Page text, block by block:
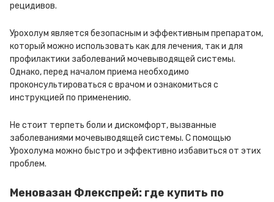
рецидивов.
Урохолум является безопасным и эффективным препаратом,
который можно использовать как для лечения, так и для
профилактики заболеваний мочевыводящей системы.
Однако, перед началом приема необходимо
проконсультироваться с врачом и ознакомиться с
инструкцией по применению.
Не стоит терпеть боли и дискомфорт, вызванные
заболеваниями мочевыводящей системы. С помощью
Урохолума можно быстро и эффективно избавиться от этих
проблем.
Меновазан Флекспрей: где купить по